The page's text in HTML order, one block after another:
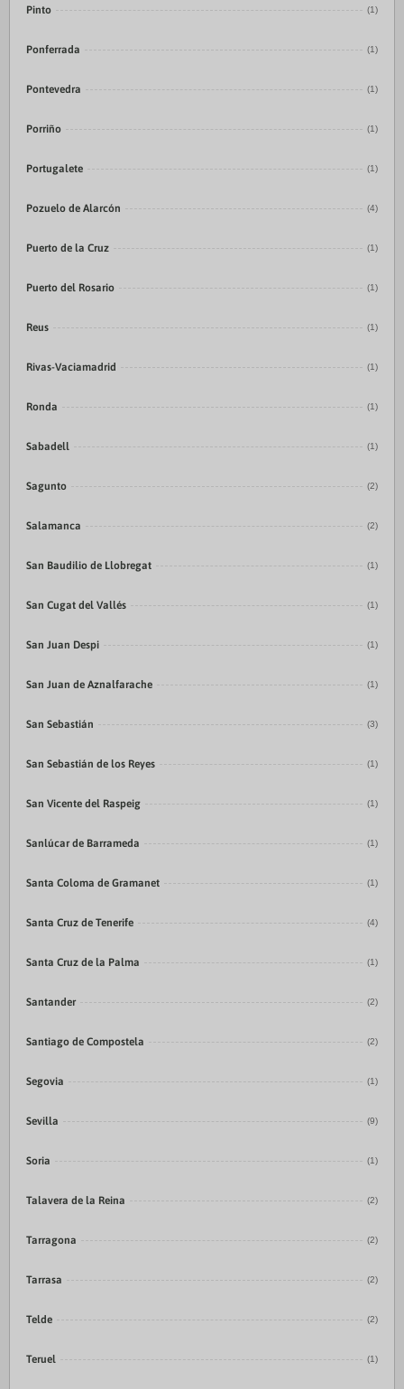
Pinto (1)
Ponferrada (1)
Pontevedra (1)
Porriño (1)
Portugalete (1)
Pozuelo de Alarcón (4)
Puerto de la Cruz (1)
Puerto del Rosario (1)
Reus (1)
Rivas-Vaciamadrid (1)
Ronda (1)
Sabadell (1)
Sagunto (2)
Salamanca (2)
San Baudilio de Llobregat (1)
San Cugat del Vallés (1)
San Juan Despi (1)
San Juan de Aznalfarache (1)
San Sebastián (3)
San Sebastián de los Reyes (1)
San Vicente del Raspeig (1)
Sanlúcar de Barrameda (1)
Santa Coloma de Gramanet (1)
Santa Cruz de Tenerife (4)
Santa Cruz de la Palma (1)
Santander (2)
Santiago de Compostela (2)
Segovia (1)
Sevilla (9)
Soria (1)
Talavera de la Reina (2)
Tarragona (2)
Tarrasa (2)
Telde (2)
Teruel (1)